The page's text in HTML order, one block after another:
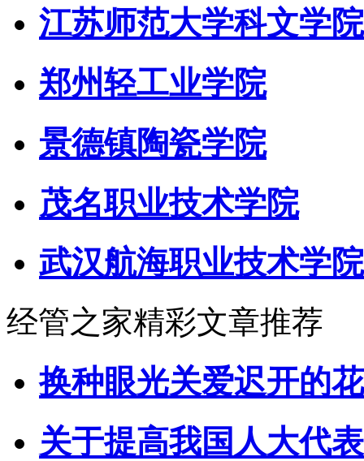
江苏师范大学科文学院
郑州轻工业学院
景德镇陶瓷学院
茂名职业技术学院
武汉航海职业技术学院
经管之家精彩文章推荐
换种眼光关爱迟开的
关于提高我国人大代